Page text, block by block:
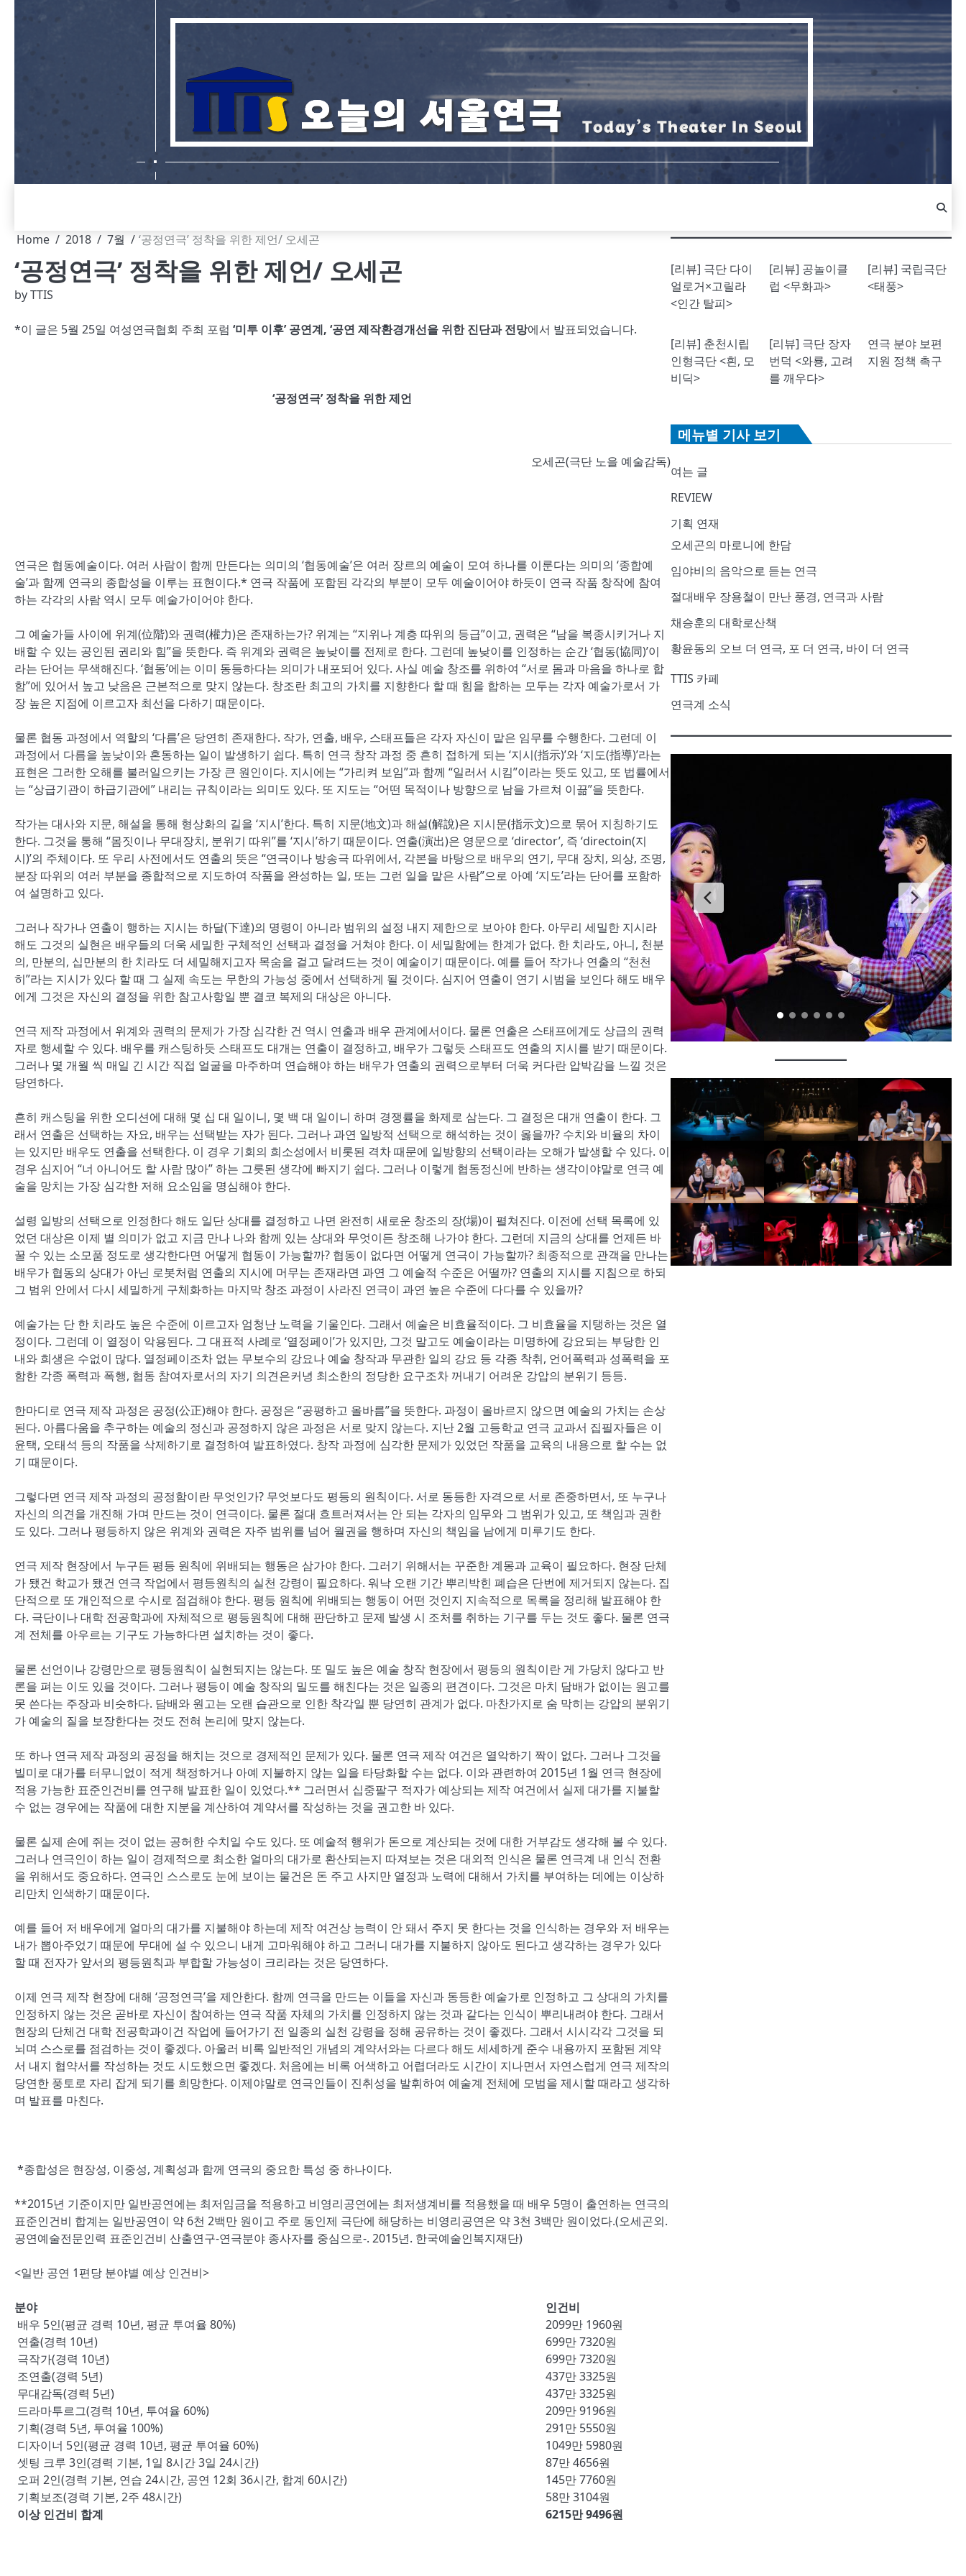
Home 2018 7월 ‘공정연극’ 정착을 위한 제언/ 오세곤
‘공정연극’ 정착을 위한 제언/ 오세곤
byTTIS
*이 글은 5월 25일 여성연극협회 주최 포럼 ‘미투 이후’ 공연계, ‘공연 제작환경개선을 위한 진단과 전망에서 발표되었습니다.
‘공정연극’ 정착을 위한 제언
오세곤(극단 노을 예술감독)
연극은 협동예술이다. 여러 사람이 함께 만든다는 의미의 ‘협동예술’은 여러 장르의 예술이 모여 하나를 이룬다는 의미의 ‘종합예
술’과 함께 연극의 종합성을 이루는 표현이다.* 연극 작품에 포함된 각각의 부분이 모두 예술이어야 하듯이 연극 작품 창작에 참여
하는 각각의 사람 역시 모두 예술가이어야 한다.
그 예술가들 사이에 위계(位階)와 권력(權力)은 존재하는가? 위계는 “지위나 계층 따위의 등급”이고, 권력은 “남을 복종시키거나 지
배할 수 있는 공인된 권리와 힘”을 뜻한다. 즉 위계와 권력은 높낮이를 전제로 한다. 그런데 높낮이를 인정하는 순간 ‘협동(協同)’이
라는 단어는 무색해진다. ‘협동’에는 이미 동등하다는 의미가 내포되어 있다. 사실 예술 창조를 위하여 “서로 몸과 마음을 하나로 합
함”에 있어서 높고 낮음은 근본적으로 맞지 않는다. 창조란 최고의 가치를 지향한다 할 때 힘을 합하는 모두는 각자 예술가로서 가
장 높은 지점에 이르고자 최선을 다하기 때문이다.
물론 협동 과정에서 역할의 ‘다름’은 당연히 존재한다. 작가, 연출, 배우, 스태프들은 각자 자신이 맡은 임무를 수행한다. 그런데 이
과정에서 다름을 높낮이와 혼동하는 일이 발생하기 쉽다. 특히 연극 창작 과정 중 흔히 접하게 되는 ‘지시(指示)’와 ‘지도(指導)’라는
표현은 그러한 오해를 불러일으키는 가장 큰 원인이다. 지시에는 “가리켜 보임”과 함께 “일러서 시킴”이라는 뜻도 있고, 또 법률에서
는 “상급기관이 하급기관에” 내리는 규칙이라는 의미도 있다. 또 지도는 “어떤 목적이나 방향으로 남을 가르쳐 이끎”을 뜻한다.
작가는 대사와 지문, 해설을 통해 형상화의 길을 ‘지시’한다. 특히 지문(地文)과 해설(解說)은 지시문(指示文)으로 묶어 지칭하기도
한다. 그것을 통해 “몸짓이나 무대장치, 분위기 따위”를 ‘지시’하기 때문이다. 연출(演出)은 영문으로 ‘director’, 즉 ‘directoin(지
시)’의 주체이다. 또 우리 사전에서도 연출의 뜻은 “연극이나 방송극 따위에서, 각본을 바탕으로 배우의 연기, 무대 장치, 의상, 조명,
분장 따위의 여러 부분을 종합적으로 지도하여 작품을 완성하는 일, 또는 그런 일을 맡은 사람”으로 아예 ‘지도’라는 단어를 포함하
여 설명하고 있다.
그러나 작가나 연출이 행하는 지시는 하달(下達)의 명령이 아니라 범위의 설정 내지 제한으로 보아야 한다. 아무리 세밀한 지시라
해도 그것의 실현은 배우들의 더욱 세밀한 구체적인 선택과 결정을 거쳐야 한다. 이 세밀함에는 한계가 없다. 한 치라도, 아니, 천분
의, 만분의, 십만분의 한 치라도 더 세밀해지고자 목숨을 걸고 달려드는 것이 예술이기 때문이다. 예를 들어 작가나 연출의 “천천
히”라는 지시가 있다 할 때 그 실제 속도는 무한의 가능성 중에서 선택하게 될 것이다. 심지어 연출이 연기 시범을 보인다 해도 배우
에게 그것은 자신의 결정을 위한 참고사항일 뿐 결코 복제의 대상은 아니다.
연극 제작 과정에서 위계와 권력의 문제가 가장 심각한 건 역시 연출과 배우 관계에서이다. 물론 연출은 스태프에게도 상급의 권력
자로 행세할 수 있다. 배우를 캐스팅하듯 스태프도 대개는 연출이 결정하고, 배우가 그렇듯 스태프도 연출의 지시를 받기 때문이다.
그러나 몇 개월 씩 매일 긴 시간 직접 얼굴을 마주하며 연습해야 하는 배우가 연출의 권력으로부터 더욱 커다란 압박감을 느낄 것은
당연하다.
흔히 캐스팅을 위한 오디션에 대해 몇 십 대 일이니, 몇 백 대 일이니 하며 경쟁률을 화제로 삼는다. 그 결정은 대개 연출이 한다. 그
래서 연출은 선택하는 자요, 배우는 선택받는 자가 된다. 그러나 과연 일방적 선택으로 해석하는 것이 옳을까? 수치와 비율의 차이
는 있지만 배우도 연출을 선택한다. 이 경우 기회의 희소성에서 비롯된 격차 때문에 일방향의 선택이라는 오해가 발생할 수 있다. 이
경우 심지어 “너 아니어도 할 사람 많아” 하는 그릇된 생각에 빠지기 쉽다. 그러나 이렇게 협동정신에 반하는 생각이야말로 연극 예
술을 망치는 가장 심각한 저해 요소임을 명심해야 한다.
설령 일방의 선택으로 인정한다 해도 일단 상대를 결정하고 나면 완전히 새로운 창조의 장(場)이 펼쳐진다. 이전에 선택 목록에 있
었던 대상은 이제 별 의미가 없고 지금 만나 나와 함께 있는 상대와 무엇이든 창조해 나가야 한다. 그런데 지금의 상대를 언제든 바
꿀 수 있는 소모품 정도로 생각한다면 어떻게 협동이 가능할까? 협동이 없다면 어떻게 연극이 가능할까? 최종적으로 관객을 만나는
배우가 협동의 상대가 아닌 로봇처럼 연출의 지시에 머무는 존재라면 과연 그 예술적 수준은 어떨까? 연출의 지시를 지침으로 하되
그 범위 안에서 다시 세밀하게 구체화하는 마지막 창조 과정이 사라진 연극이 과연 높은 수준에 다다를 수 있을까?
예술가는 단 한 치라도 높은 수준에 이르고자 엄청난 노력을 기울인다. 그래서 예술은 비효율적이다. 그 비효율을 지탱하는 것은 열
정이다. 그런데 이 열정이 악용된다. 그 대표적 사례로 ‘열정페이’가 있지만, 그것 말고도 예술이라는 미명하에 강요되는 부당한 인
내와 희생은 수없이 많다. 열정페이조차 없는 무보수의 강요나 예술 창작과 무관한 일의 강요 등 각종 착취, 언어폭력과 성폭력을 포
함한 각종 폭력과 폭행, 협동 참여자로서의 자기 의견은커녕 최소한의 정당한 요구조차 꺼내기 어려운 강압의 분위기 등등.
한마디로 연극 제작 과정은 공정(公正)해야 한다. 공정은 “공평하고 올바름”을 뜻한다. 과정이 올바르지 않으면 예술의 가치는 손상
된다. 아름다움을 추구하는 예술의 정신과 공정하지 않은 과정은 서로 맞지 않는다. 지난 2월 고등학교 연극 교과서 집필자들은 이
윤택, 오태석 등의 작품을 삭제하기로 결정하여 발표하였다. 창작 과정에 심각한 문제가 있었던 작품을 교육의 내용으로 할 수는 없
기 때문이다.
그렇다면 연극 제작 과정의 공정함이란 무엇인가? 무엇보다도 평등의 원칙이다. 서로 동등한 자격으로 서로 존중하면서, 또 누구나
자신의 의견을 개진해 가며 만드는 것이 연극이다. 물론 절대 흐트러져서는 안 되는 각자의 임무와 그 범위가 있고, 또 책임과 권한
도 있다. 그러나 평등하지 않은 위계와 권력은 자주 범위를 넘어 월권을 행하며 자신의 책임을 남에게 미루기도 한다.
연극 제작 현장에서 누구든 평등 원칙에 위배되는 행동은 삼가야 한다. 그러기 위해서는 꾸준한 계몽과 교육이 필요하다. 현장 단체
가 됐건 학교가 됐건 연극 작업에서 평등원칙의 실천 강령이 필요하다. 워낙 오랜 기간 뿌리박힌 폐습은 단번에 제거되지 않는다. 집
단적으로 또 개인적으로 수시로 점검해야 한다. 평등 원칙에 위배되는 행동이 어떤 것인지 지속적으로 목록을 정리해 발표해야 한
다. 극단이나 대학 전공학과에 자체적으로 평등원칙에 대해 판단하고 문제 발생 시 조처를 취하는 기구를 두는 것도 좋다. 물론 연극
계 전체를 아우르는 기구도 가능하다면 설치하는 것이 좋다.
물론 선언이나 강령만으로 평등원칙이 실현되지는 않는다. 또 밀도 높은 예술 창작 현장에서 평등의 원칙이란 게 가당치 않다고 반
론을 펴는 이도 있을 것이다. 그러나 평등이 예술 창작의 밀도를 해친다는 것은 일종의 편견이다. 그것은 마치 담배가 없이는 원고를
못 쓴다는 주장과 비슷하다. 담배와 원고는 오랜 습관으로 인한 착각일 뿐 당연히 관계가 없다. 마찬가지로 숨 막히는 강압의 분위기
가 예술의 질을 보장한다는 것도 전혀 논리에 맞지 않는다.
또 하나 연극 제작 과정의 공정을 해치는 것으로 경제적인 문제가 있다. 물론 연극 제작 여건은 열악하기 짝이 없다. 그러나 그것을
빌미로 대가를 터무니없이 적게 책정하거나 아예 지불하지 않는 일을 타당화할 수는 없다. 이와 관련하여 2015년 1월 연극 현장에
적용 가능한 표준인건비를 연구해 발표한 일이 있었다.** 그러면서 십중팔구 적자가 예상되는 제작 여건에서 실제 대가를 지불할
수 없는 경우에는 작품에 대한 지분을 계산하여 계약서를 작성하는 것을 권고한 바 있다.
물론 실제 손에 쥐는 것이 없는 공허한 수치일 수도 있다. 또 예술적 행위가 돈으로 계산되는 것에 대한 거부감도 생각해 볼 수 있다.
그러나 연극인이 하는 일이 경제적으로 최소한 얼마의 대가로 환산되는지 따져보는 것은 대외적 인식은 물론 연극계 내 인식 전환
을 위해서도 중요하다. 연극인 스스로도 눈에 보이는 물건은 돈 주고 사지만 열정과 노력에 대해서 가치를 부여하는 데에는 이상하
리만치 인색하기 때문이다.
예를 들어 저 배우에게 얼마의 대가를 지불해야 하는데 제작 여건상 능력이 안 돼서 주지 못 한다는 것을 인식하는 경우와 저 배우는
내가 뽑아주었기 때문에 무대에 설 수 있으니 내게 고마워해야 하고 그러니 대가를 지불하지 않아도 된다고 생각하는 경우가 있다
할 때 전자가 앞서의 평등원칙과 부합할 가능성이 크리라는 것은 당연하다.
이제 연극 제작 현장에 대해 ‘공정연극’을 제안한다. 함께 연극을 만드는 이들을 자신과 동등한 예술가로 인정하고 그 상대의 가치를
인정하지 않는 것은 곧바로 자신이 참여하는 연극 작품 자체의 가치를 인정하지 않는 것과 같다는 인식이 뿌리내려야 한다. 그래서
현장의 단체건 대학 전공학과이건 작업에 들어가기 전 일종의 실천 강령을 정해 공유하는 것이 좋겠다. 그래서 시시각각 그것을 되
뇌며 스스로를 점검하는 것이 좋겠다. 아울러 비록 일반적인 개념의 계약서와는 다르다 해도 세세하게 준수 내용까지 포함된 계약
서 내지 협약서를 작성하는 것도 시도했으면 좋겠다. 처음에는 비록 어색하고 어렵더라도 시간이 지나면서 자연스럽게 연극 제작의
당연한 풍토로 자리 잡게 되기를 희망한다. 이제야말로 연극인들이 진취성을 발휘하여 예술계 전체에 모범을 제시할 때라고 생각하
며 발표를 마친다.
*종합성은 현장성, 이중성, 계획성과 함께 연극의 중요한 특성 중 하나이다.
**2015년 기준이지만 일반공연에는 최저임금을 적용하고 비영리공연에는 최저생계비를 적용했을 때 배우 5명이 출연하는 연극의
표준인건비 합계는 일반공연이 약 6천 2백만 원이고 주로 동인제 극단에 해당하는 비영리공연은 약 3천 3백만 원이었다.(오세곤외.
공연예술전문인력 표준인건비 산출연구-연극분야 종사자를 중심으로-. 2015년. 한국예술인복지재단)
<일반 공연 1편당 분야별 예상 인건비>
분야
인건비
배우 5인(평균 경력 10년, 평균 투여율 80%)
2099만 1960원
연출(경력 10년)
699만 7320원
극작가(경력 10년)
699만 7320원
조연출(경력 5년)
437만 3325원
무대감독(경력 5년)
437만 3325원
드라마투르그(경력 10년, 투여율 60%)
209만 9196원
기획(경력 5년, 투여율 100%)
291만 5550원
디자이너 5인(평균 경력 10년, 평균 투여율 60%)
1049만 5980원
셋팅 크루 3인(경력 기본, 1일 8시간 3일 24시간)
87만 4656원
오퍼 2인(경력 기본, 연습 24시간, 공연 12회 36시간, 합계 60시간)
145만 7760원
기획보조(경력 기본, 2주 48시간)
58만 3104원
이상 인건비 합계
6215만 9496원
[리뷰] 극단 다이
얼로거×고릴라
<인간 탈피>
[리뷰] 공놀이클
럽 <무화과>
[리뷰] 국립극단
<태풍>
[리뷰] 춘천시립
인형극단 <흰, 모
비딕>
[리뷰] 극단 장자
번덕 <와룡, 고려
를 깨우다>
연극 분야 보편
지원 정책 촉구
메뉴별 기사 보기
여는 글
REVIEW
기획 연재
오세곤의 마로니에 한담
임야비의 음악으로 듣는 연극
절대배우 장용철이 만난 풍경, 연극과 사람
채승훈의 대학로산책
황윤동의 오브 더 연극, 포 더 연극, 바이 더 연극
TTIS 카페
연극계 소식